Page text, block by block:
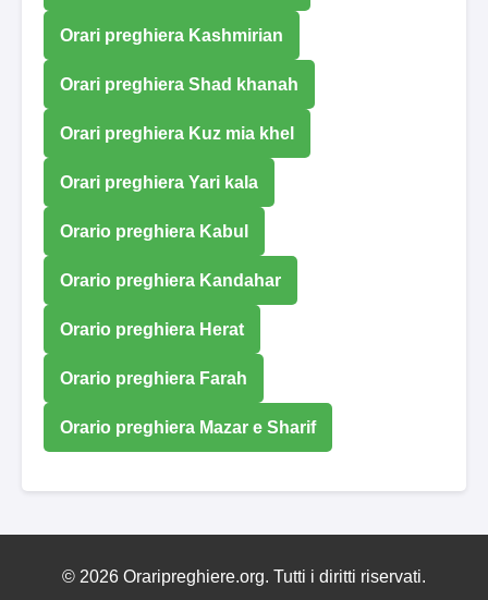
Orari preghiera Kashmirian
Orari preghiera Shad khanah
Orari preghiera Kuz mia khel
Orari preghiera Yari kala
Orario preghiera Kabul
Orario preghiera Kandahar
Orario preghiera Herat
Orario preghiera Farah
Orario preghiera Mazar e Sharif
© 2026 Oraripreghiere.org. Tutti i diritti riservati.